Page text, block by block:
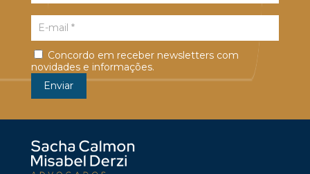
Concordo em receber newsletters com
novidades e informações.